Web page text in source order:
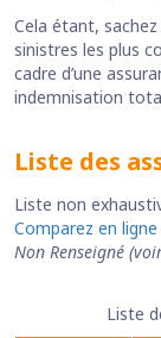
Cela étant,
sinistres les plus
cadre d’une
indemnisation
Liste des
Liste non
Comparez en ligne
Non Renseigné
Liste